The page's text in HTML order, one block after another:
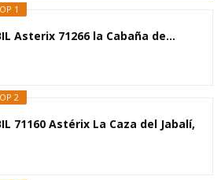
1
Asterix 71266 la Cabaña de...
2
71160 Astérix La Caza del Jabalí,